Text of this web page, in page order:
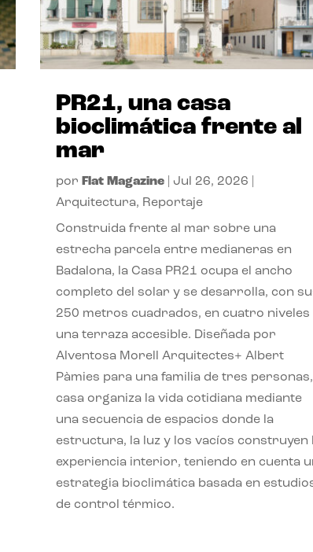
PR21, una casa
bioclimática frente al
mar
por Flat Magazine| Jul 26, 2026
Arquitectura, Reportaje
Construida frente al mar sobre una
estrecha parcela entre medianeras en
Badalona, la Casa PR21 ocupa el ancho
completo del solar y se desarrolla, con
250 metros cuadrados, en cuatro niveles
una terraza accesible. Diseñada por
Alventosa Morell Arquitectes+ Albert
Pàmies para una familia de tres
casa organiza la vida cotidiana mediante
una secuencia de espacios donde la
estructura, la luz y los vacíos construyen
experiencia interior, teniendo en cuenta
estrategia bioclimática basada en
de control térmico.